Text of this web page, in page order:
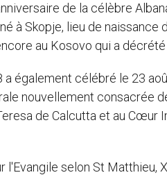
de la célèbre
à Skopje, lieu de naissance
au Kosovo qui a décrété
également célébré le 23
nouvellement consacrée
de Calcutta et au Cœur
selon St Matthieu,